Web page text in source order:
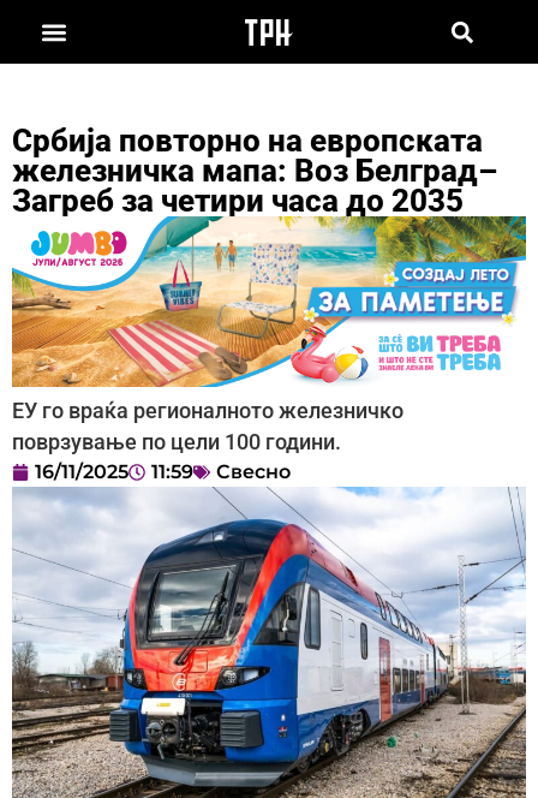
Србија повторно на европската
железничка мапа: Воз Белград–
Загреб за четири часа до 2035
ЕУ го враќа регионалното железничко
поврзување по цели 100 години.
16/11/2025 11:59 Свесно